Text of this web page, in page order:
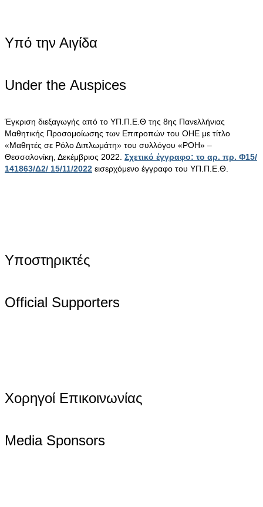
Υπό την Αιγίδα
Under the Αuspices
Έγκριση διεξαγωγής από το ΥΠ.Π.Ε.Θ της 8ης Πανελλήνιας
Μαθητικής Προσομοίωσης των Επιτροπών του ΟΗΕ με τίτλο
«Μαθητές σε Ρόλο Διπλωμάτη» του συλλόγου «ΡΟΗ» –
Θεσσαλονίκη, Δεκέμβριος 2022. Σχετικό έγγραφο: το αρ. πρ. Φ15/
141863/Δ2/ 15/11/2022 εισερχόμενο έγγραφο του ΥΠ.Π.Ε.Θ.
Υποστηρικτές
Official Supporters
Χορηγοί Επικοινωνίας
Media Sponsors